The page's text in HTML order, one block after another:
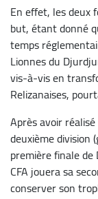
En effet, les deux
but, étant donné
temps
Lionnes du
vis-à-vis en
Relizanaises,
Après avoir
deuxième division
première finale
CFA jouera sa
conserver son